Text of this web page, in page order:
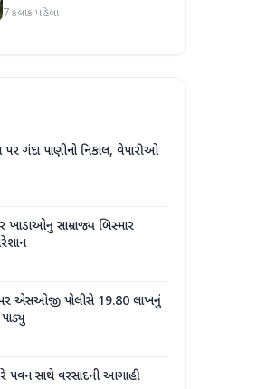
સપ્તાહમાં સેંકડો ભૂંડોના મોત
7 કલાક પહેલા
પર ગંદા પાણીનો નિકાલ, વેપારીઓ
ખાડાઓનું સામ્રાજ્ય બિસ્માર
પર એસઓજી પોલીસે 19.80 લાખનું
સાથે વરસાદની આગાહી